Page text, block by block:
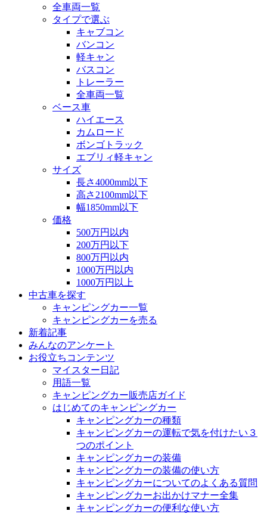
全車両一覧
タイプで選ぶ
キャブコン
バンコン
軽キャン
バスコン
トレーラー
全車両一覧
ベース車
ハイエース
カムロード
ボンゴトラック
エブリィ軽キャン
サイズ
長さ4000mm以下
高さ2100mm以下
幅1850mm以下
価格
500万円以内
200万円以下
800万円以内
1000万円以内
1000万円以上
中古車を探す
キャンピングカー一覧
キャンピングカーを売る
新着記事
みんなのアンケート
お役立ちコンテンツ
マイスター日記
用語一覧
キャンピングカー販売店ガイド
はじめてのキャンピングカー
キャンピングカーの種類
キャンピングカーの運転で気を付けたい３
つのポイント
キャンピングカーの装備
キャンピングカーの装備の使い方
キャンピングカーについてのよくある質問
キャンピングカーお出かけマナー全集
キャンピングカーの便利な使い方